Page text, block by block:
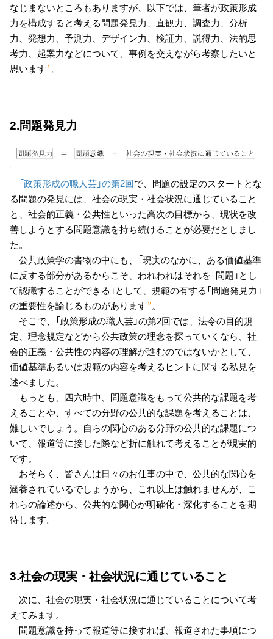
なじまないところもありますが、以下では、筆者が政策形成
力を構成すると考える問題発見力、直観力、調査力、分析
力、発想力、予測力、デザイン力、検証力、説得力、法的思
考力、起案力などについて、事例を交えながら考察したいと
思います １。
2.問題発見力
「政策形成の職人芸」の第2回で、問題の設定のスタートとな
る問題の発見には、社会の現実・社会状況に通じていること
と、社会的正義・公共性といった高次の目標から、現状を改
善しようとする問題意識を持ち続けることが必要だとしまし
た。
公共政策学の書物の中にも、「現実のなかに、ある価値基準
に反する部分があるからこそ、われわれはそれを「問題」とし
て認識することができる」として、規範の有する「問題発見力」
の重要性を論じるものがあります ２。
そこで、「政策形成の職人芸」の第2回では、法令の目的規
定、理念規定などから公共政策の理念を探っていくなら、社
会的正義・公共性の内容の理解が進むのではないかとして、
価値基準あるいは規範の内容を考えるヒントに関する私見を
述べました。
もっとも、四六時中、問題意識をもって公共的な課題を考
えることや、すべての分野の公共的な課題を考えることは、
難しいでしょう。自らの関心のある分野の公共的な課題につ
いて、報道等に接した際など折に触れて考えることが現実的
です。
おそらく、皆さんは日々のお仕事の中で、公共的な関心を
涵養されているでしょうから、これ以上は触れませんが、こ
れらの論述から、公共的な関心が明確化・深化することを期
待します。
3.社会の現実・社会状況に通じていること
次に、社会の現実・社会状況に通じていることについて考
えてみます。
問題意識を持って報道等に接すれば、報道された事項につ